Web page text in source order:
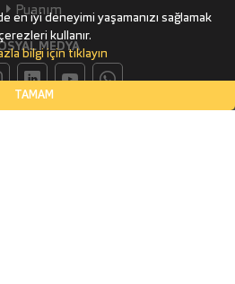
Puanım
MEDYA
en iyi deneyimi yaşamanızı sağlamak
kullanır.
bilgi için tıklayın
TAMAM